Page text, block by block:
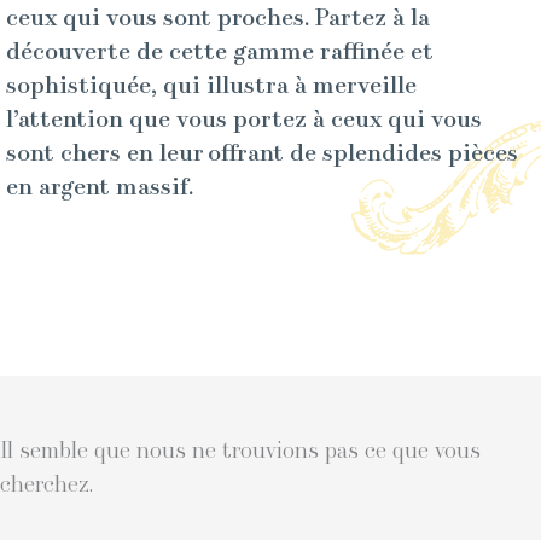
ceux qui vous sont proches. Partez à la
découverte de cette gamme raffinée et
sophistiquée, qui illustra à merveille
l’attention que vous portez à ceux qui vous
sont chers en leur offrant de splendides pièces
en argent massif.
Il semble que nous ne trouvions pas ce que vous
cherchez.